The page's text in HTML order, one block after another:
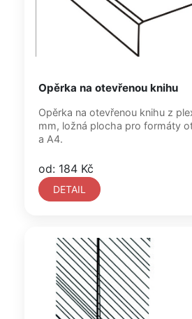
Opěrka na otevřenou knihu
Opěrka na otevřenou knihu z
mm, ložná plocha pro formáty otevřené knihy A5
a A4.
od: 184 Kč
DETAIL